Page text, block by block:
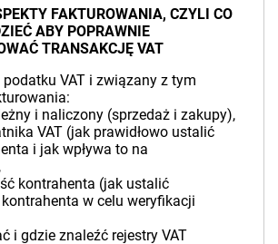
FAKTUROWANIA, CZYLI CO
ABY POPRAWNIE
TRANSAKCJĘ VAT
VAT i związany z tym
i naliczony (sprzedaż i zakupy),
VAT (jak prawidłowo ustalić
i jak wpływa to na
kontrahenta (jak ustalić
w celu weryfikacji
i gdzie znaleźć rejestry VAT